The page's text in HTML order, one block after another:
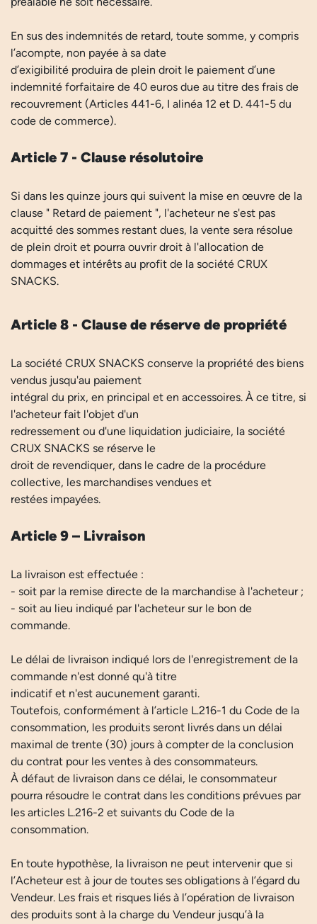
En sus des indemnités de retard, toute somme, y compris
l’acompte, non payée à sa date
d’exigibilité produira de plein droit le paiement d’une
indemnité forfaitaire de 40 euros due au titre des frais de
recouvrement (Articles 441-6, I alinéa 12 et D. 441-5 du
code de commerce).
Article 7 - Clause résolutoire
Si dans les quinze jours qui suivent la mise en œuvre de la
clause " Retard de paiement ", l'acheteur ne s'est pas
acquitté des sommes restant dues, la vente sera résolue
de plein droit et pourra ouvrir droit à l'allocation de
dommages et intérêts au profit de la société CRUX
SNACKS.
Article 8 - Clause de réserve de propriété
La société CRUX SNACKS conserve la propriété des biens
vendus jusqu'au paiement
intégral du prix, en principal et en accessoires. À ce titre, si
l'acheteur fait l'objet d'un
redressement ou d'une liquidation judiciaire, la société
CRUX SNACKS se réserve le
droit de revendiquer, dans le cadre de la procédure
collective, les marchandises vendues et
restées impayées.
Article 9 – Livraison
La livraison est effectuée :
- soit par la remise directe de la marchandise à l'acheteur ;
- soit au lieu indiqué par l'acheteur sur le bon de
commande.
Le délai de livraison indiqué lors de l'enregistrement de la
commande n'est donné qu'à titre
indicatif et n'est aucunement garanti.
Toutefois, conformément à l’article L.216-1 du Code de la
consommation, les produits seront livrés dans un délai
maximal de trente (30) jours à compter de la conclusion
du contrat pour les ventes à des consommateurs.
À défaut de livraison dans ce délai, le consommateur
pourra résoudre le contrat dans les conditions prévues par
les articles L.216-2 et suivants du Code de la
consommation.
En toute hypothèse, la livraison ne peut intervenir que si
l’Acheteur est à jour de toutes ses obligations à l’égard du
Vendeur. Les frais et risques liés à l’opération de livraison
des produits sont à la charge du Vendeur jusqu’à la